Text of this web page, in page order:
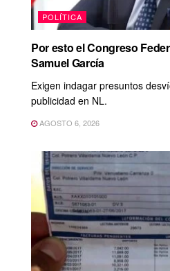
POLÍTICA
Por esto el Congreso
Samuel García
Exigen indagar presuntos
publicidad en NL.
AGOSTO 6, 2026